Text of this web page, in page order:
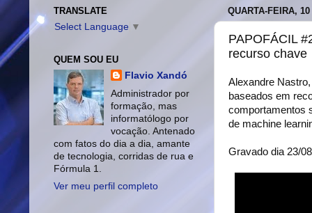
QUARTA-FEIRA,
PAPOFÁCIL
recurso chave
Alexandre
baseados em
comportamentos
de machine
Gravado dia 23/
TRANSLATE
Select Language ▼
QUEM SOU EU
Flavio Xandó
Administrador por
formação, mas
informatólogo por
vocação. Antenado
com fatos do dia a dia, amante
de tecnologia, corridas de rua e
Fórmula 1.
Ver meu perfil completo